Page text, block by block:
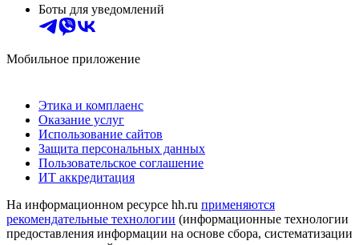
Боты для уведомлений
Мобильное приложение
Этика и комплаенс
Оказание услуг
Использование сайтов
Защита персональных данных
Пользовательское соглашение
ИТ аккредитация
На информационном ресурсе hh.ru применяются
рекомендательные технологии (информационные технологии
предоставления информации на основе сбора, систематизации